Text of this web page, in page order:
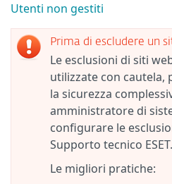
Utenti non gestiti
Prima di escludere un
Le esclusioni di siti
utilizzate con
la sicurezza
amministratore di
configurare le
Supporto tecnico ESET.
Le migliori pratiche: